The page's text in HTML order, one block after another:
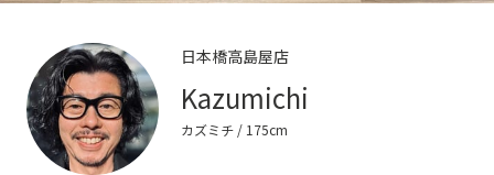
日本橋高島屋店
Kazumichi
カズミチ/ 175cm